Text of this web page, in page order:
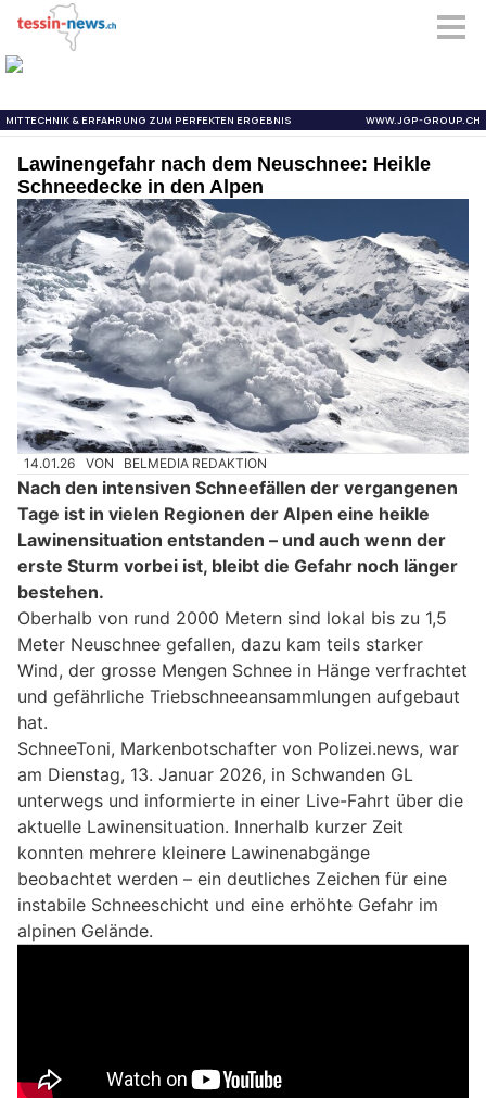
Lawinengefahr nach dem Neuschnee: Heikle
Schneedecke in den Alpen
14.01.26 VON BELMEDIA REDAKTION
Nach den intensiven Schneefällen der vergangenen
Tage ist in vielen Regionen der Alpen eine heikle
Lawinensituation entstanden – und auch wenn der
erste Sturm vorbei ist, bleibt die Gefahr noch länger
bestehen.
Oberhalb von rund 2000 Metern sind lokal bis zu 1,5
Meter Neuschnee gefallen, dazu kam teils starker
Wind, der grosse Mengen Schnee in Hänge verfrachtet
und gefährliche Triebschneeansammlungen aufgebaut
hat.
SchneeToni, Markenbotschafter von Polizei.news, war
am Dienstag, 13. Januar 2026, in Schwanden GL
unterwegs und informierte in einer Live-Fahrt über die
aktuelle Lawinensituation. Innerhalb kurzer Zeit
konnten mehrere kleinere Lawinenabgänge
beobachtet werden – ein deutliches Zeichen für eine
instabile Schneeschicht und eine erhöhte Gefahr im
alpinen Gelände.